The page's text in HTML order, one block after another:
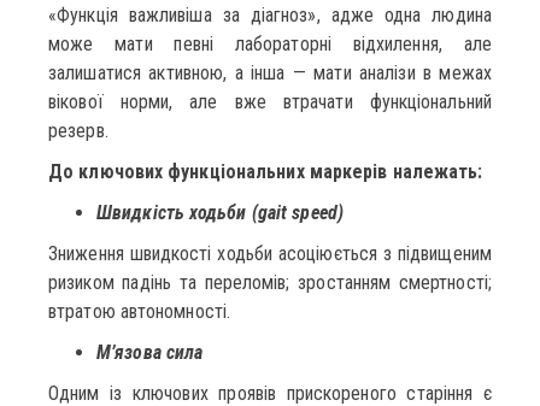
«Функція важливіша за діагноз», адже одна людина
може мати певні лабораторні відхилення, але
залишатися активною, а інша — мати аналізи в межах
вікової норми, але вже втрачати функціональний
резерв.
До ключових функціональних маркерів належать:
Швидкість ходьби (gait speed)
Зниження швидкості ходьби асоціюється з підвищеним
ризиком падінь та переломів; зростанням смертності;
втратою автономності.
М’язова сила
Одним із ключових проявів прискореного старіння є